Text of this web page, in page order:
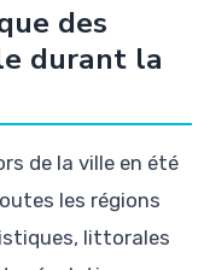
des
durant la
de la ville en été
les régions
littorales